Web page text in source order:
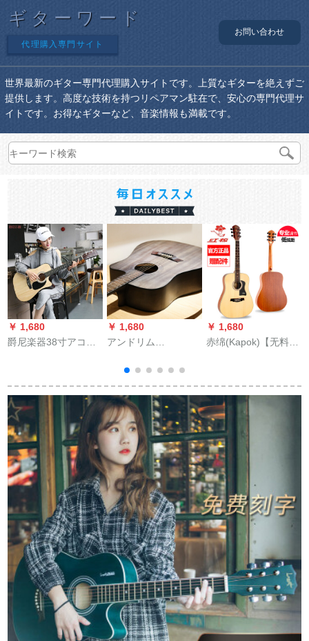
ギターワード
代理購入専門サイト
お問い合わせ
世界最新のギター専門代理購入サイトです。上質なギターを絶えずご
提供します。高度な技術を持つリペアマン駐在で、安心の専門代理サ
イトです。お得なギターなど、音楽情報も満載です。
￥ 1,680
爵尼楽器38寸アコス
門練習琴学生男女通
用40寸シングルピア
ノ教材
￥ 1,680
アンドリム
ィク41インテレビボ
ックス初心者入门楽
器LT-1807レトカラ
41インチー
￥ 1,680
赤绵(Kapok)【无料刻
谣检定子供男女旅行
エレクボックス38寸
SD 222云杉サールシ
ングルボード